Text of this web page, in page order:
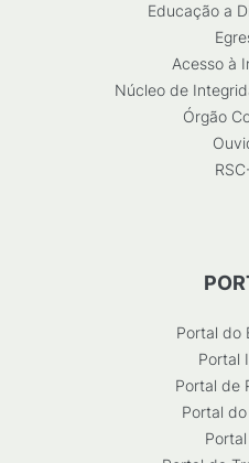
Educação a
Acesso à
Núcleo de
Órgão
Portal do
Portal
Portal de
Portal